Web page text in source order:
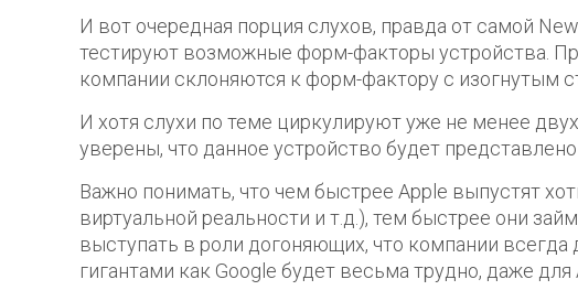
И вот очередная порция слухов, правда от самой
тестируют возможные форм-факторы устройства.
компании склоняются к форм-фактору с изогнутым
И хотя слухи по теме циркулируют уже не менее
уверены, что данное устройство будет
Важно понимать, что чем быстрее Apple выпустят
виртуальной реальности и т.д.), тем быстрее они
выступать в роли догоняющих, что компании
гигантами как Google будет весьма трудно, даже для